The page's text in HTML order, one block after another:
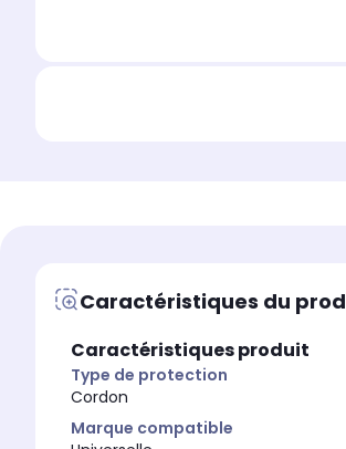
Caractéristiques du
Caractéristiques produit
Type de protection
Cordon
Marque compatible